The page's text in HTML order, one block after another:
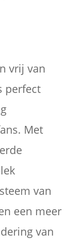
vrij van
perfect
Met
van
een meer
van